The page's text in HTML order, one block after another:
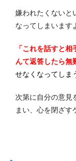
嫌われたくないと
なってしまいます
「これを話すと
んて返答したら無
せなくなってしま
次第に自分の意見
まい、心を閉ざす